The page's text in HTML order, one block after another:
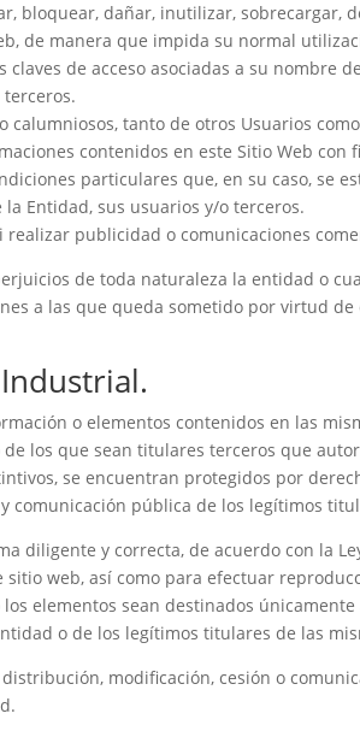
bloquear, dañar, inutilizar, sobrecargar,
de manera que impida su normal
de acceso asociadas a su nombre
tanto de otros Usuarios
contenidos en este Sitio Web
particulares que, en su caso, se
Entidad, sus usuarios y/o terceros.
publicidad o comunicaciones
de toda naturaleza la entidad o
a las que queda sometido por virtud de
o elementos contenidos en las
los que sean titulares terceros que
se encuentran protegidos por
pública de los legítimos
diligente y correcta, de acuerdo con la
web, así como para efectuar
elementos sean destinados
o de los legítimos titulares de las
modificación, cesión o